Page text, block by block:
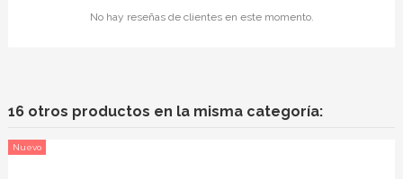
No hay reseñas de clientes en este momento.
16 otros productos en la misma categoría:
Nuevo